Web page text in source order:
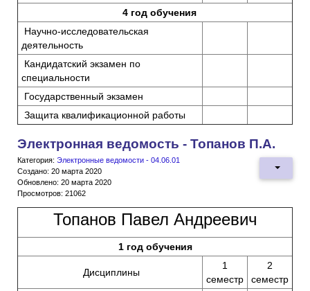
4 год обучения
Научно-исследовательская
деятельность
Кандидатский экзамен по
специальности
Государственный экзамен
Защита квалификационной работы
Электронная ведомость - Топанов П.А.
Категория: Электронные ведомости - 04.06.01
Создано: 20 марта 2020
Обновлено: 20 марта 2020
Просмотров: 21062
Топанов Павел Андреевич
1 год обучения
Дисциплины
1
семестр
2
семестр